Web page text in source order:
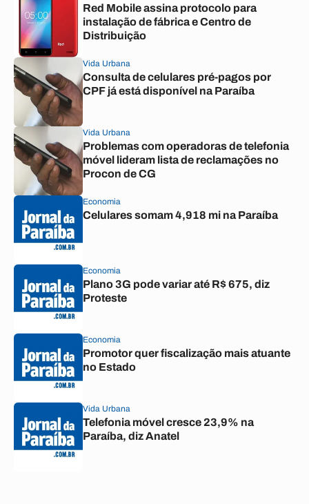
Red Mobile assina protocolo para
instalação de fábrica e Centro de
Distribuição
Vida Urbana
Consulta de celulares pré-pagos por
CPF já está disponível na Paraíba
Vida Urbana
Problemas com operadoras de telefonia
móvel lideram lista de reclamações no
Procon de CG
Economia
Celulares somam 4,918 mi na Paraíba
Economia
Plano 3G pode variar até R$ 675, diz
Proteste
Economia
Promotor quer fiscalização mais atuante
no Estado
Vida Urbana
Telefonia móvel cresce 23,9% na
Paraíba, diz Anatel